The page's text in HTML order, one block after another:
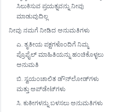
ಸಿಲುಕಿಸುವ ಪ್ರಯತ್ನವನ್ನು ನೀವು
ಮಾಡುವುದಿಲ್ಲ
ನೀವು ನಮಗೆ ನೀಡಿದ ಅನುಮತಿಗಳು
ಎ. ತೃತೀಯ ಪಕ್ಷಗಳೊಂದಿಗೆ ನಿಮ್ಮ
ಪ್ರೊಫೈಲ್ ಮಾಹಿತಿಯನ್ನು ಹಂಚಿಕೊಳ್ಳಲು
ಅನುಮತಿ
ಬಿ. ಸ್ವಯಂಚಾಲಿತ ಡೌನ್‌ಲೋಡ್‌ಗಳು
ಮತ್ತು ಅಪ್‌ಡೇಟ್‌ಗಳು
ಸಿ. ಕುಕೀಗಳನ್ನು ಬಳಸಲು ಅನುಮತಿಗಳು